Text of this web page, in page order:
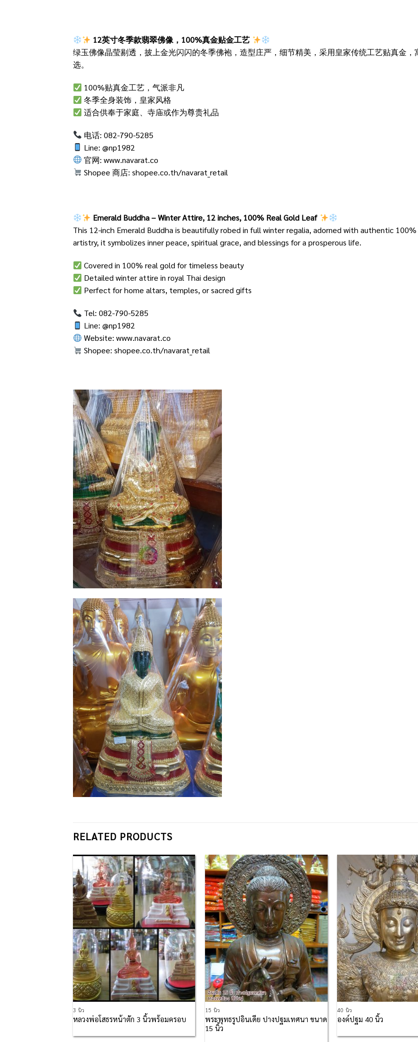
12英寸冬季款翡翠佛像，100%真金贴金工艺
绿玉佛像晶莹剔透，披上金光闪闪的冬季佛袍，造型庄严，细节精美，采用皇家传统工艺贴真金
选。
100%贴真金工艺，气派非凡
冬季全身装饰，皇家风格
适合供奉于家庭、寺庙或作为尊贵礼品
电话: 082-790-5285
Line: @np1982
官网:www.navarat.co
Shopee 商店:shopee.co.th/navarat_retail
Emerald Buddha – Winter Attire, 12 inches, 100% Real Gold Leaf
This 12-inch Emerald Buddha is beautifully robed in full winter regalia, adorned with authentic
artistry, it symbolizes inner peace, spiritual grace, and blessings for a prosperous life.
Covered in 100% real gold for timeless beauty
Detailed winter attire in royal Thai design
Perfect for home altars, temples, or sacred gifts
Tel: 082-790-5285
Line: @np1982
Website:www.navarat.co
Shopee:shopee.co.th/navarat_retail
RELATED PRODUCTS
Add to
Wishlist
3 นิ้ว
หลวงพ่อโสธรหน้าตัก 3 นิ้วพร้อมครอบ
Add to
Wishlist
15 นิ้ว
พระพุทธรูปอินเดีย ปางปฐมเทศนา ขนาด
15 นิ้ว
40 นิ้ว
องค์ปฐม 40 นิ้ว